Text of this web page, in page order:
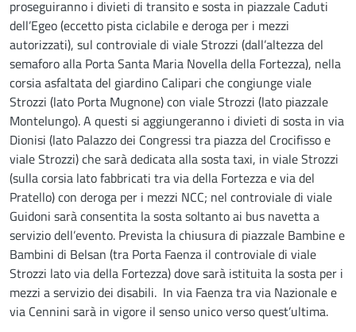
proseguiranno i divieti di transito e sosta in piazzale Caduti
dell’Egeo (eccetto pista ciclabile e deroga per i mezzi
autorizzati), sul controviale di viale Strozzi (dall’altezza del
semaforo alla Porta Santa Maria Novella della Fortezza), nella
corsia asfaltata del giardino Calipari che congiunge viale
Strozzi (lato Porta Mugnone) con viale Strozzi (lato piazzale
Montelungo). A questi si aggiungeranno i divieti di sosta in via
Dionisi (lato Palazzo dei Congressi tra piazza del Crocifisso e
viale Strozzi) che sarà dedicata alla sosta taxi, in viale Strozzi
(sulla corsia lato fabbricati tra via della Fortezza e via del
Pratello) con deroga per i mezzi NCC; nel controviale di viale
Guidoni sarà consentita la sosta soltanto ai bus navetta a
servizio dell’evento. Prevista la chiusura di piazzale Bambine e
Bambini di Belsan (tra Porta Faenza il controviale di viale
Strozzi lato via della Fortezza) dove sarà istituita la sosta per i
mezzi a servizio dei disabili. In via Faenza tra via Nazionale e
via Cennini sarà in vigore il senso unico verso quest’ultima.